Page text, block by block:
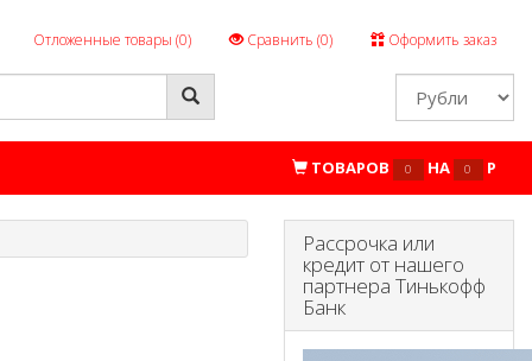
Отложенные товары (0) Сравнить (0) Оформить заказ
ТОВАРОВ 0 НА 0 P
Рассрочка или
кредит от нашего
партнера Тинькофф
Банк